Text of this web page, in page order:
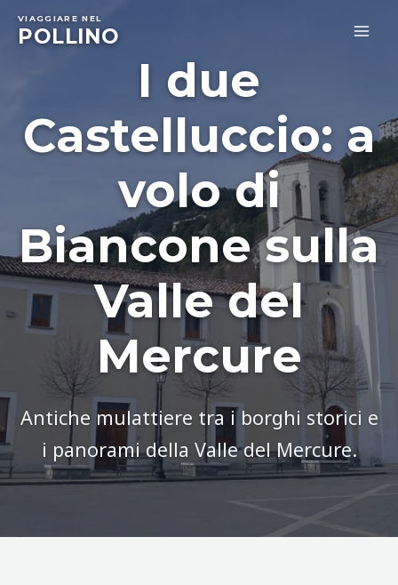
VIAGGIARE NEL
POLLINO
I due
Castelluccio: a
volo di
Biancone sulla
Valle del
Mercure
Antiche mulattiere tra i borghi storici e
i panorami della Valle del Mercure.